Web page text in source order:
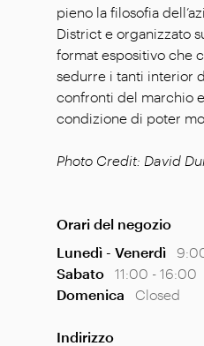
pieno la filosofia
District e organizzato
format espositivo che
sedurre i tanti interior
confronti del marchio
condizione di poter
Photo Credit: David
Orari del negozio
Lunedì - Venerdì
Sabato
11:00 - 16:00
Domenica
Closed
Indirizzo